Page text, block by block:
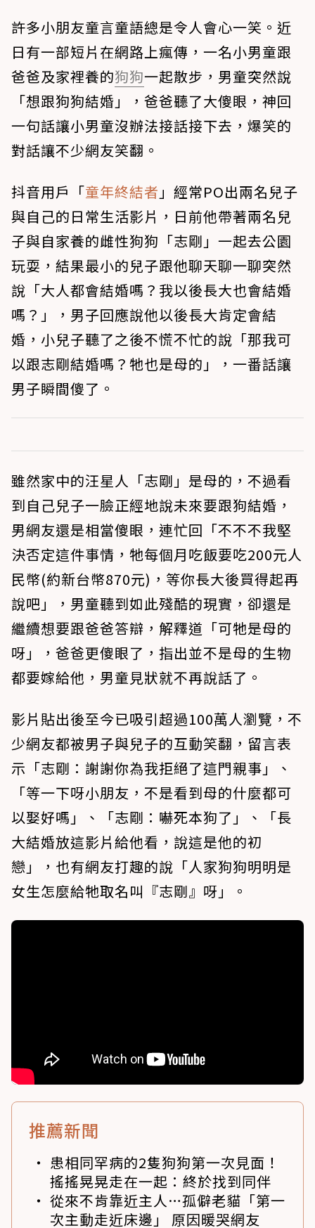
許多小朋友童言童語總是令人會心一笑。近
日有一部短片在網路上瘋傳，一名小男童跟
爸爸及家裡養的狗狗一起散步，男童突然說
「想跟狗狗結婚」，爸爸聽了大傻眼，神回
一句話讓小男童沒辦法接話接下去，爆笑的
對話讓不少網友笑翻。
抖音用戶「童年終結者 」經常PO出兩名兒子
與自己的日常生活影片，日前他帶著兩名兒
子與自家養的雌性狗狗「志剛」一起去公園
玩耍，結果最小的兒子跟他聊天聊一聊突然
說「大人都會結婚嗎？我以後長大也會結婚
嗎？」，男子回應說他以後長大肯定會結
婚，小兒子聽了之後不慌不忙的說「那我可
以跟志剛結婚嗎？牠也是母的」，一番話讓
男子瞬間傻了。
雖然家中的汪星人「志剛」是母的，不過看
到自己兒子一臉正經地說未來要跟狗結婚，
男網友還是相當傻眼，連忙回「不不不我堅
決否定這件事情，牠每個月吃飯要吃200元人
民幣(約新台幣870元)，等你長大後買得起再
說吧」，男童聽到如此殘酷的現實，卻還是
繼續想要跟爸爸答辯，解釋道「可牠是母的
呀」，爸爸更傻眼了，指出並不是母的生物
都要嫁給他，男童見狀就不再說話了。
影片貼出後至今已吸引超過100萬人瀏覽，不
少網友都被男子與兒子的互動笑翻，留言表
示「志剛：謝謝你為我拒絕了這門親事」、
「等一下呀小朋友，不是看到母的什麼都可
以娶好嗎」、「志剛：嚇死本狗了」、「長
大結婚放這影片給他看，說這是他的初
戀」，也有網友打趣的說「人家狗狗明明是
女生怎麼給牠取名叫『志剛』呀」。
推薦新聞
患相同罕病的2隻狗狗第一次見面！
搖搖晃晃走在一起：終於找到同伴
從來不肯靠近主人…孤僻老貓「第一
次主動走近床邊」 原因暖哭網友